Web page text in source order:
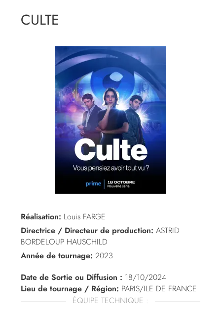
CULTE
Réalisation: Louis FARGE
Directrice / Directeur de production: ASTRID
BORDELOUP HAUSCHILD
Année de tournage: 2023
Date de Sortie ou Diffusion : 18/10/2024
Lieu de tournage / Région: PARIS/ILE DE FRANCE
ÉQUIPE TECHNIQUE :